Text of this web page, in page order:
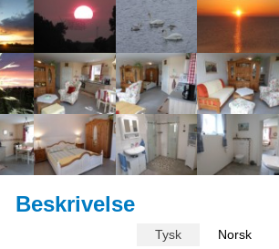
Beskrivelse
Tysk Norsk